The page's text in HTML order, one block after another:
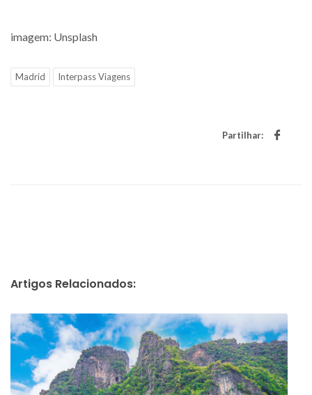
imagem: Unsplash
Madrid Interpass Viagens
Partilhar:
Artigos Relacionados: